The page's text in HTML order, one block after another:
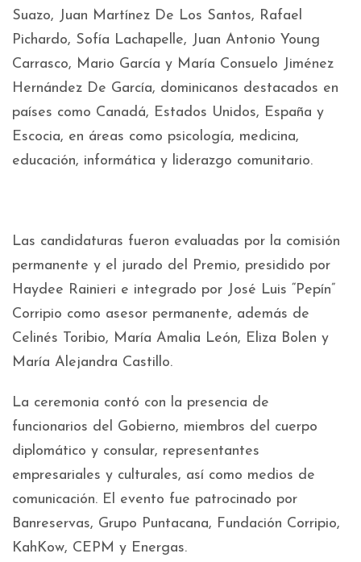
Suazo, Juan Martínez De Los Santos, Rafael
Pichardo, Sofía Lachapelle, Juan Antonio Young
Carrasco, Mario García y María Consuelo Jiménez
Hernández De García, dominicanos destacados en
países como Canadá, Estados Unidos, España y
Escocia, en áreas como psicología, medicina,
educación, informática y liderazgo comunitario.
Las candidaturas fueron evaluadas por la comisión
permanente y el jurado del Premio, presidido por
Haydee Rainieri e integrado por José Luis “Pepín”
Corripio como asesor permanente, además de
Celinés Toribio, María Amalia León, Eliza Bolen y
María Alejandra Castillo.
La ceremonia contó con la presencia de
funcionarios del Gobierno, miembros del cuerpo
diplomático y consular, representantes
empresariales y culturales, así como medios de
comunicación. El evento fue patrocinado por
Banreservas, Grupo Puntacana, Fundación Corripio,
KahKow, CEPM y Energas.